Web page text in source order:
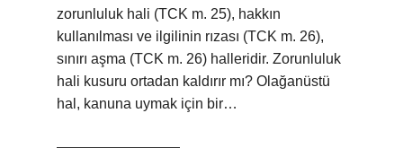
zorunluluk hali (TCK m. 25), hakkın
kullanılması ve ilgilinin rızası (TCK m. 26),
sınırı aşma (TCK m. 26) halleridir. Zorunluluk
hali kusuru ortadan kaldırır mı? Olağanüstü
hal, kanuna uymak için bir…